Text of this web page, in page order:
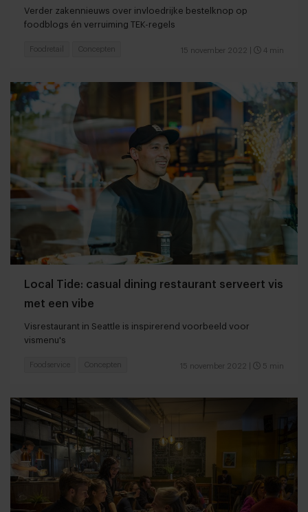
Verder zakennieuws over invloedrijke bestelknop op
foodblogs én verruiming TEK-regels
15 november 2022 4 min
Foodretail Concepten
Local Tide: casual dining restaurant serveert vis
met een vibe
Visrestaurant in Seattle is inspirerend voorbeeld voor
vismenu's
15 november 2022 5 min
Foodservice Concepten